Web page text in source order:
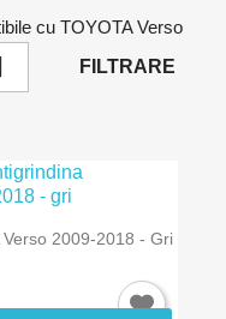
cu TOYOTA Verso
FILTRARE
2009-2018 - Gri